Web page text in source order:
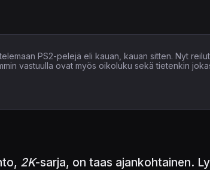
PS2-pelejä eli kauan, kauan sitten. Nyt
vastuulla ovat myös oikoluku sekä tietenkin
2K-sarja, on taas ajankohtainen.